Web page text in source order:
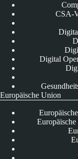
CSA-
Digital
Europäische Union